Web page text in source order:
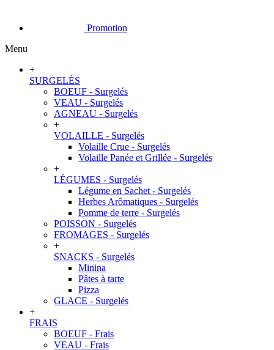
Promotion
Menu
+
SURGELÉS
BOEUF - Surgelés
VEAU - Surgelés
AGNEAU - Surgelés
+
VOLAILLE - Surgelés
Volaille Crue - Surgelés
Volaille Panée et Grillée - Surgelés
+
LÉGUMES - Surgelés
Légume en Sachet - Surgelés
Herbes Arômatiques - Surgelés
Pomme de terre - Surgelés
POISSON - Surgelés
FROMAGES - Surgelés
+
SNACKS - Surgelés
Minina
Pâtes à tarte
Pizza
GLACE - Surgelés
+
FRAIS
BOEUF - Frais
VEAU - Frais